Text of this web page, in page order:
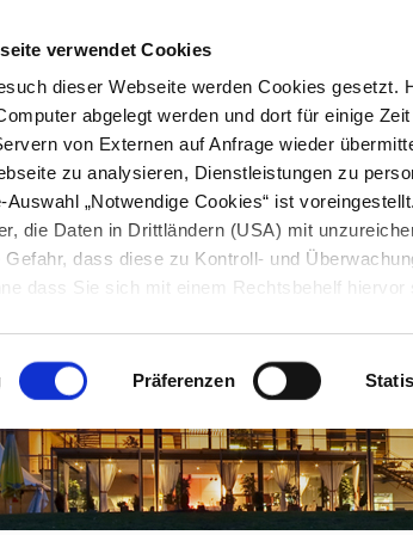
verwendet Cookies
dieser Webseite werden Cookies gesetzt.
abgelegt werden und dort für einige
von Externen auf Anfrage wieder
zu analysieren, Dienstleistungen zu
Auswahl „Notwendige Cookies“ ist
die Daten in Drittländern (USA) mit
Gefahr, dass diese zu Kontroll- und
dass Sie sich mit einem Rechtsbehelf hiervor
entnehmen. Die von Ihnen
Wirkung für die Zukunft angepasst oder
Präferenzen
STARTSEITE